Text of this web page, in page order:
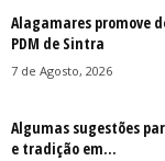
Alagamares promove
PDM de Sintra
7 de Agosto, 2026
Algumas sugestões
e tradição em...